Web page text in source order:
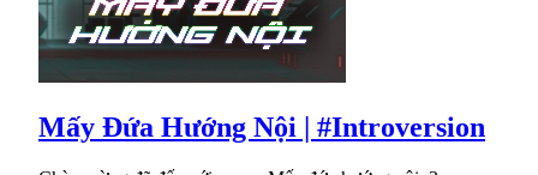
Mấy Đứa Hướng Nội | #Introversion